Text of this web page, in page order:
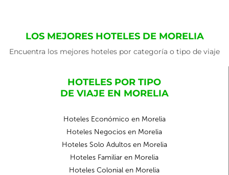
LOS MEJORES HOTELES DE MORELIA
Encuentra los mejores hoteles por categoría o tipo de viaje
HOTELES POR TIPO
DE VIAJE EN MORELIA
Hoteles Económico en Morelia
Hoteles Negocios en Morelia
Hoteles Solo Adultos en Morelia
Hoteles Familiar en Morelia
Hoteles Colonial en Morelia